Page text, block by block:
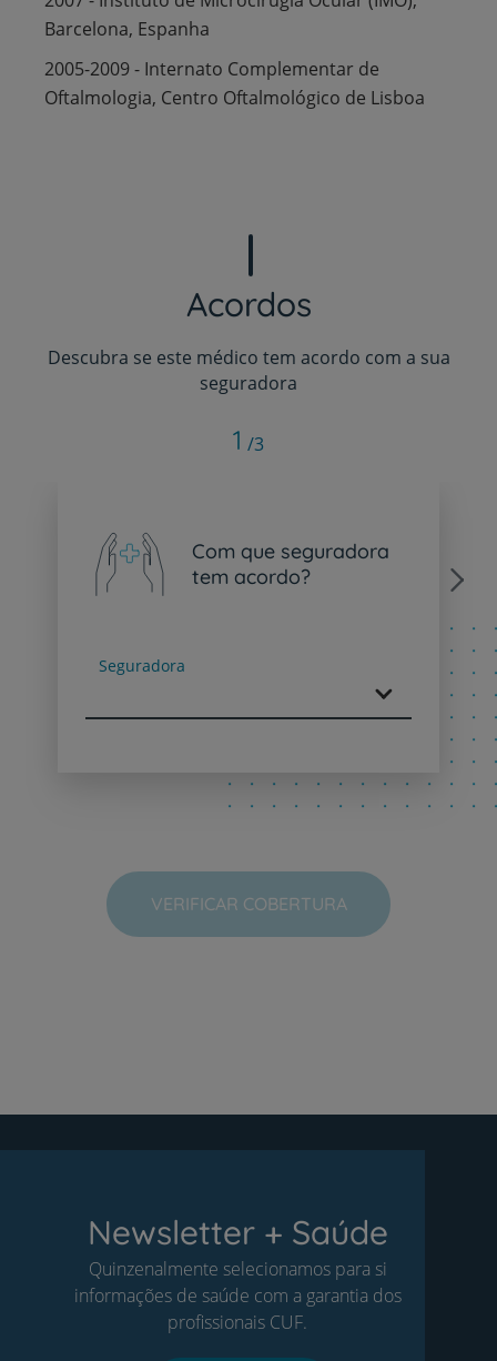
Barcelona, Espanha
2005-2009 - Internato Complementar de
Oftalmologia, Centro Oftalmológico de Lisboa
Acordos
Descubra se este médico tem acordo com a sua
seguradora
Com que seguradora
tem acordo?
Seguradora
Next
1 /3
VERIFICAR COBERTURA
Newsletter + Saúde
Quinzenalmente selecionamos para si
informações de saúde com a garantia dos
profissionais CUF.